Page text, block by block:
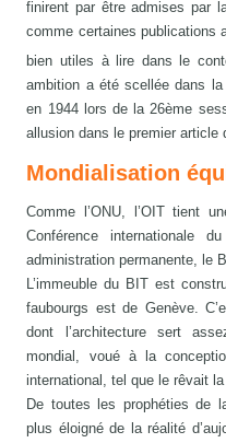
finirent par être admises par
comme certaines publications
bien utiles à lire dans le
ambition a été scellée dans
en 1944 lors de la 26ème
allusion dans le premier article
Mondialisation
Comme l’ONU, l’OIT tient
Conférence internationale
administration permanente, le
L’immeuble du BIT est
faubourgs est de Genève.
dont l’architecture sert
mondial, voué à la
international, tel que le rêvait
De toutes les prophéties de
plus éloigné de la réalité